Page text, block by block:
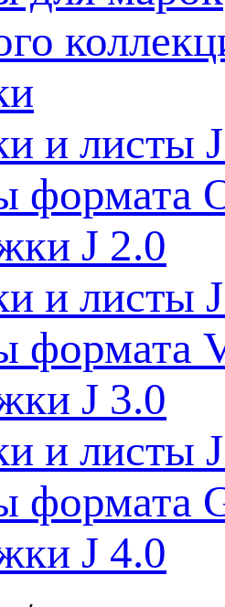
и листы
формата
J 2.0
и листы
формата
J 3.0
и листы
формата
J 4.0